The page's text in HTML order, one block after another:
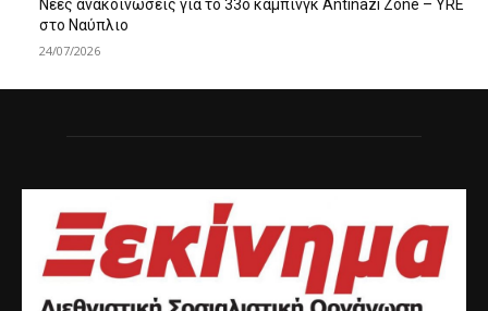
Νέες ανακοινώσεις για το 33ο κάμπινγκ Antinazi Zone – YRE
στο Ναύπλιο
24/07/2026